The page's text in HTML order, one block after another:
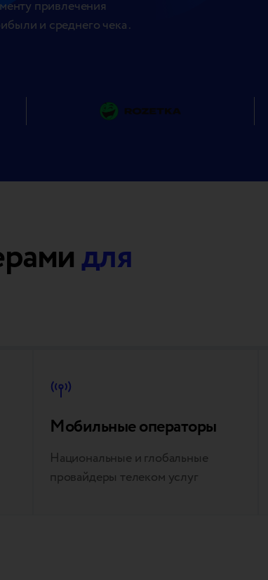
привлечения
и среднего чека .
для
Мобильные операторы
Национальные и глобальные
провайдеры телеком услуг